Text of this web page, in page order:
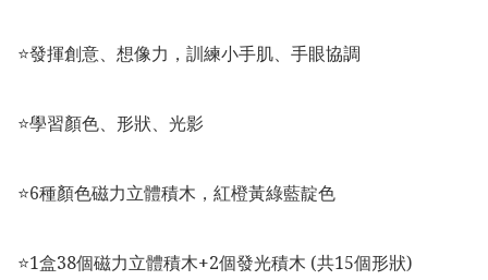
⭐️發揮創意、想像力，訓練小手肌、手眼協調
⭐️學習顏色、形狀、光影
⭐️6種顏色磁力立體積木，紅橙黃綠藍靛色
⭐️1盒38個磁力立體積木+2個發光積木 (共15個形狀)